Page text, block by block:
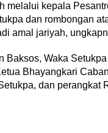
melalui kepala
dan rombongan
amal jariyah,
Baksos, Waka
Bhayangkari
dan perangkat